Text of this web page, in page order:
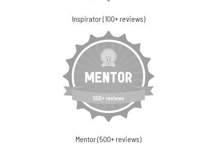
Inspirator (100+ reviews)
Mentor (500+ reviews)